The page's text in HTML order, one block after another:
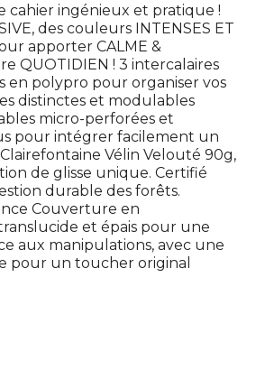
cahier ingénieux et pratique !
des couleurs INTENSES ET
apporter CALME &
QUOTIDIEN ! 3 intercalaires
en polypro pour organiser vos
distinctes et modulables
micro-perforées et
pour intégrer facilement un
Vélin Velouté 90g,
de glisse unique. Certifié
durable des forêts.
Couverture en
et épais pour une
aux manipulations, avec une
pour un toucher original